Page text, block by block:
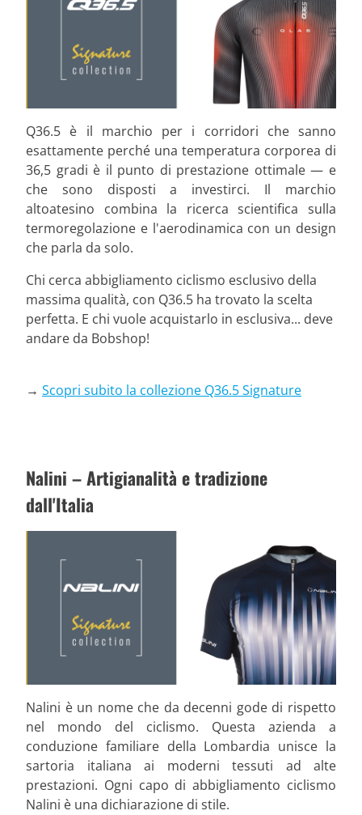
Q36.5 è il marchio per i corridori che sanno
esattamente perché una temperatura corporea di
36,5 gradi è il punto di prestazione ottimale — e
che sono disposti a investirci. Il marchio
altoatesino combina la ricerca scientifica sulla
termoregolazione e l'aerodinamica con un design
che parla da solo.
Chi cerca abbigliamento ciclismo esclusivo della
massima qualità, con Q36.5 ha trovato la scelta
perfetta. E chi vuole acquistarlo in esclusiva... deve
andare da Bobshop!
→ Scopri subito la collezione Q36.5 Signature
Nalini – Artigianalità e tradizione
dall'Italia
Nalini è un nome che da decenni gode di rispetto
nel mondo del ciclismo. Questa azienda a
conduzione familiare della Lombardia unisce la
sartoria italiana ai moderni tessuti ad alte
prestazioni. Ogni capo di abbigliamento ciclismo
Nalini è una dichiarazione di stile.